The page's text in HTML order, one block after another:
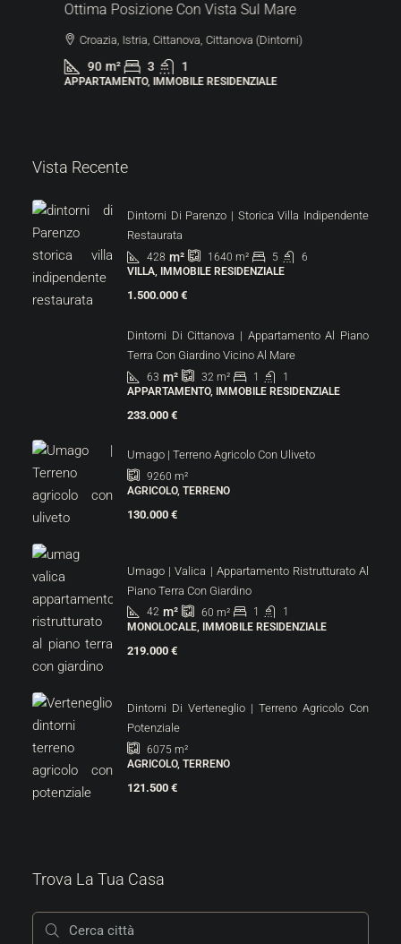
Ottima Posizione Con Vista Sul Mare
Croazia, Istria, Cittanova, Cittanova (Dintorni)
90 m² 3 1
APPARTAMENTO, IMMOBILE RESIDENZIALE
Vista Recente
Dintorni Di Parenzo | Storica Villa Indipendente
Restaurata
428 m² 1640 m² 5
6
VILLA, IMMOBILE RESIDENZIALE
1.500.000 €
Dintorni Di Cittanova | Appartamento Al Piano
Terra Con Giardino Vicino Al Mare
63 m² 32 m² 1
1
APPARTAMENTO, IMMOBILE RESIDENZIALE
233.000 €
Umago | Terreno Agricolo Con Uliveto
9260 m²
AGRICOLO, TERRENO
130.000 €
Umago | Valica | Appartamento Ristrutturato Al
Piano Terra Con Giardino
42 m² 60 m² 1
1
MONOLOCALE, IMMOBILE RESIDENZIALE
219.000 €
Dintorni Di Verteneglio | Terreno Agricolo Con
Potenziale
6075 m²
AGRICOLO, TERRENO
121.500 €
Trova La Tua Casa